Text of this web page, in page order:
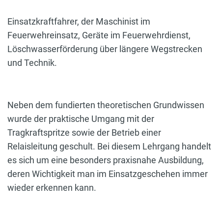
Einsatzkraftfahrer, der Maschinist im
Feuerwehreinsatz, Geräte im Feuerwehrdienst,
Löschwasserförderung über längere Wegstrecken
und Technik.
Neben dem fundierten theoretischen Grundwissen
wurde der praktische Umgang mit der
Tragkraftspritze sowie der Betrieb einer
Relaisleitung geschult. Bei diesem Lehrgang handelt
es sich um eine besonders praxisnahe Ausbildung,
deren Wichtigkeit man im Einsatzgeschehen immer
wieder erkennen kann.